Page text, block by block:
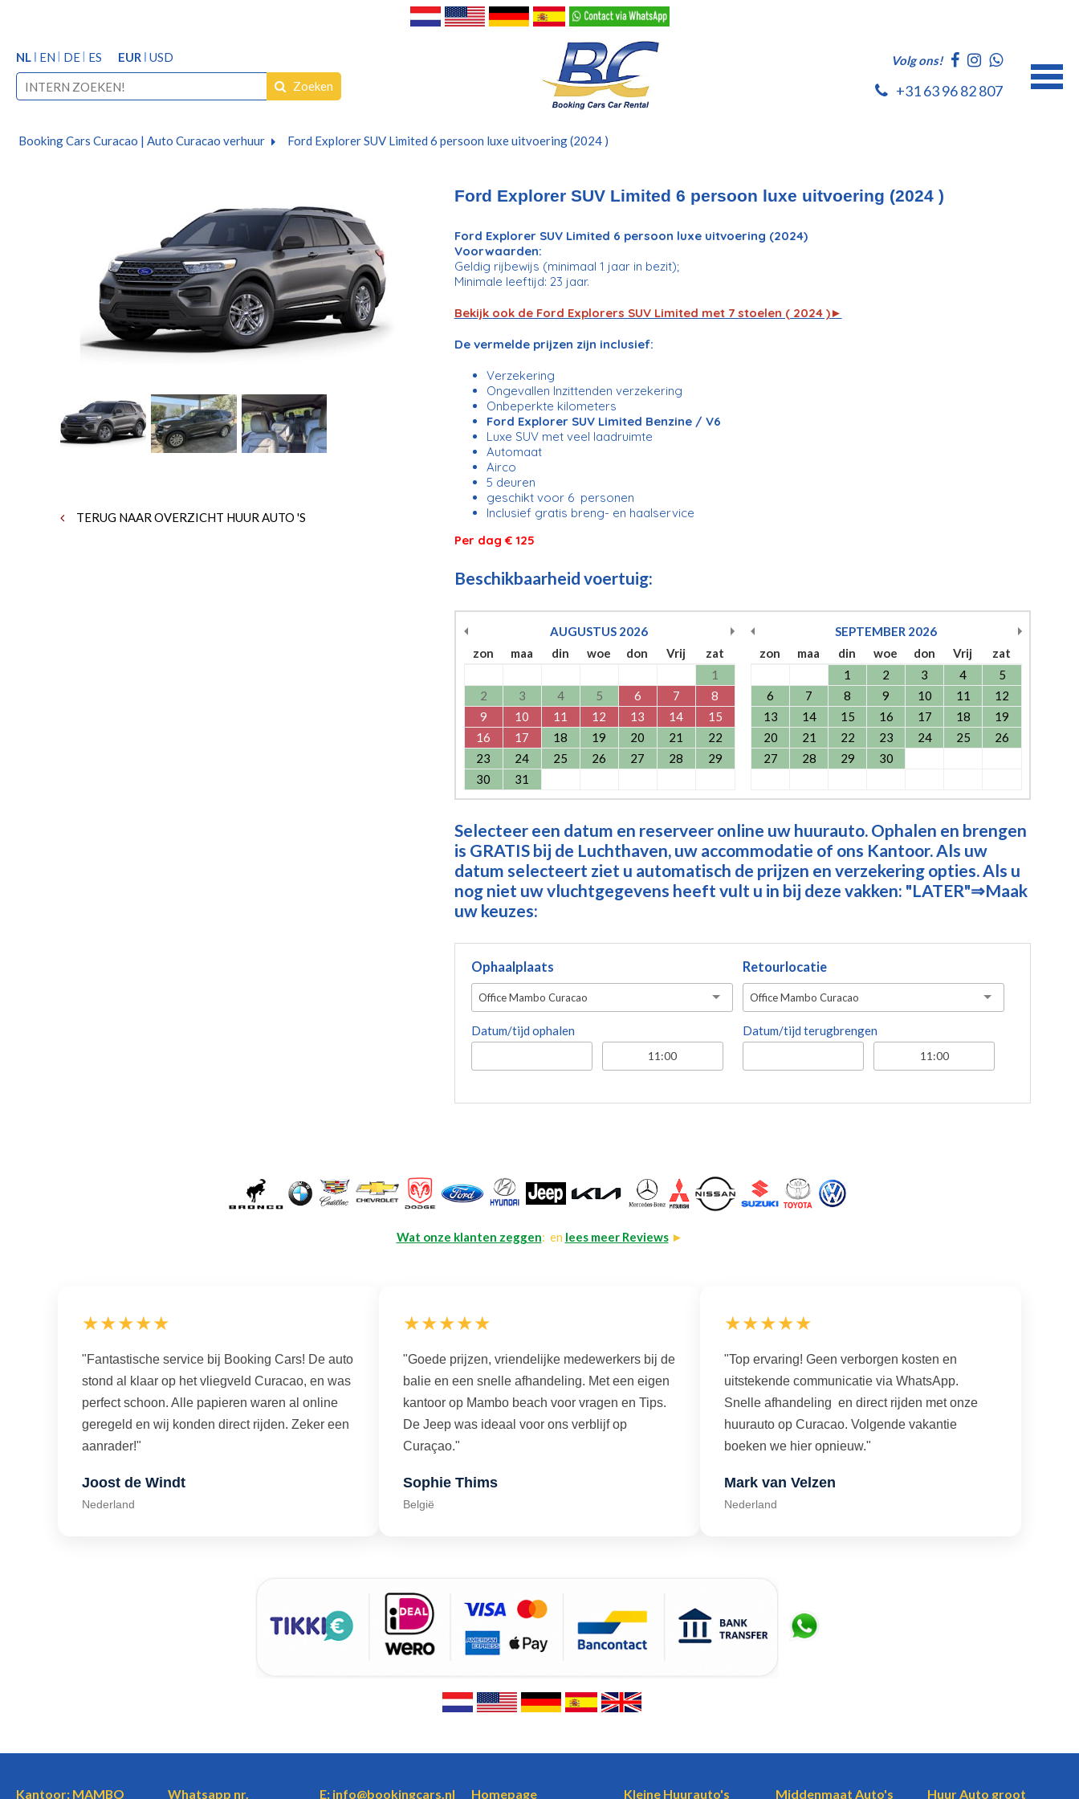
NL EN DE ES EUR USD
Zoeken
Volg ons!
+31 63 96 82 807
Booking Cars Curacao | Auto Curacao verhuur Ford Explorer SUV Limited 6 persoon luxe uitvoering (2024 )
TERUG NAAR OVERZICHT HUUR AUTO 'S
Ford Explorer SUV Limited 6 persoon luxe uitvoering (2024 )
Ford Explorer SUV Limited 6 persoon luxe uitvoering (2024)
Voorwaarden:
Geldig rijbewijs (minimaal 1 jaar in bezit);
Minimale leeftijd: 23 jaar.
Bekijk ook de Ford Explorers SUV Limited met 7 stoelen ( 2024 )►
De vermelde prijzen zijn inclusief:
Verzekering
Ongevallen Inzittenden verzekering
Onbeperkte kilometers
Ford Explorer SUV Limited Benzine / V6
Luxe SUV met veel laadruimte
Automaat
Airco
5 deuren
geschikt voor 6 personen
Inclusief gratis breng- en haalservice
Per dag € 125
Beschikbaarheid voertuig:
AUGUSTUS 2026
zon
maa din woe don Vrij
zat
1
2
3 4 5 6 7
8
9
10 11 12 13 14
15
16
17 18 19 20 21
22
23
24 25 26 27 28
29
30
31
SEPTEMBER 2026
zon
maa din woe don Vrij
zat
1
2 3 4
5
6
7 8 9 10 11
12
13
14 15 16 17 18
19
20
21 22 23 24 25
26
27
28 29 30
Selecteer een datum en reserveer online uw huurauto. Ophalen en brengen
is GRATIS bij de Luchthaven, uw accommodatie of ons Kantoor. Als uw
datum selecteert ziet u automatisch de prijzen en verzekering opties. Als u
nog niet uw vluchtgegevens heeft vult u in bij deze vakken: "LATER"⇒Maak
uw keuzes:
Ophaalplaats
Office Mambo Curacao
Datum/tijd ophalen
Retourlocatie
Office Mambo Curacao
Datum/tijd terugbrengen
Wat onze klanten zeggen: en lees meer Reviews►
★★★★★
"Fantastische service bij Booking Cars! De auto
stond al klaar op het vliegveld Curacao, en was
perfect schoon. Alle papieren waren al online
geregeld en wij konden direct rijden. Zeker een
aanrader!"
Joost de Windt
Nederland
★★★★★
"Goede prijzen, vriendelijke medewerkers bij de
balie en een snelle afhandeling. Met een eigen
kantoor op Mambo beach voor vragen en Tips.
De Jeep was ideaal voor ons verblijf op
Curaçao."
Sophie Thims
België
★★★★★
"Top ervaring! Geen verborgen kosten en
uitstekende communicatie via WhatsApp.
Snelle afhandeling en direct rijden met onze
huurauto op Curacao. Volgende vakantie
boeken we hier opnieuw."
Mark van Velzen
Nederland
Kantoor: MAMBO Whatsapp nr. E: info@bookingcars.nl Homepage Kleine Huurauto's Middenmaat Auto's Huur Auto groot